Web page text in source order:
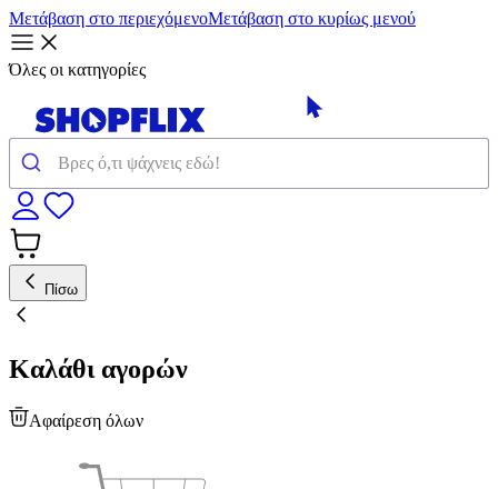
Μετάβαση στο περιεχόμενοΜετάβαση στο κυρίως μενού
Όλες οι κατηγορίες
Πίσω
Καλάθι αγορών
Αφαίρεση όλων